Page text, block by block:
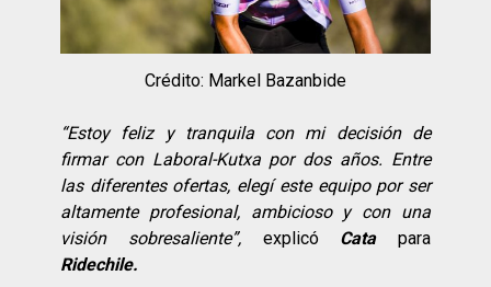
Crédito: Markel Bazanbide
“Estoy feliz y tranquila con mi decisión de
firmar con Laboral-Kutxa por dos años. Entre
las diferentes ofertas, elegí este equipo por ser
altamente profesional, ambicioso y con una
visión sobresaliente”,explicó Cata para
Ridechile.